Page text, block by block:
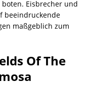
Eisbrecher und
beeindruckende
maßgeblich zum
Of The